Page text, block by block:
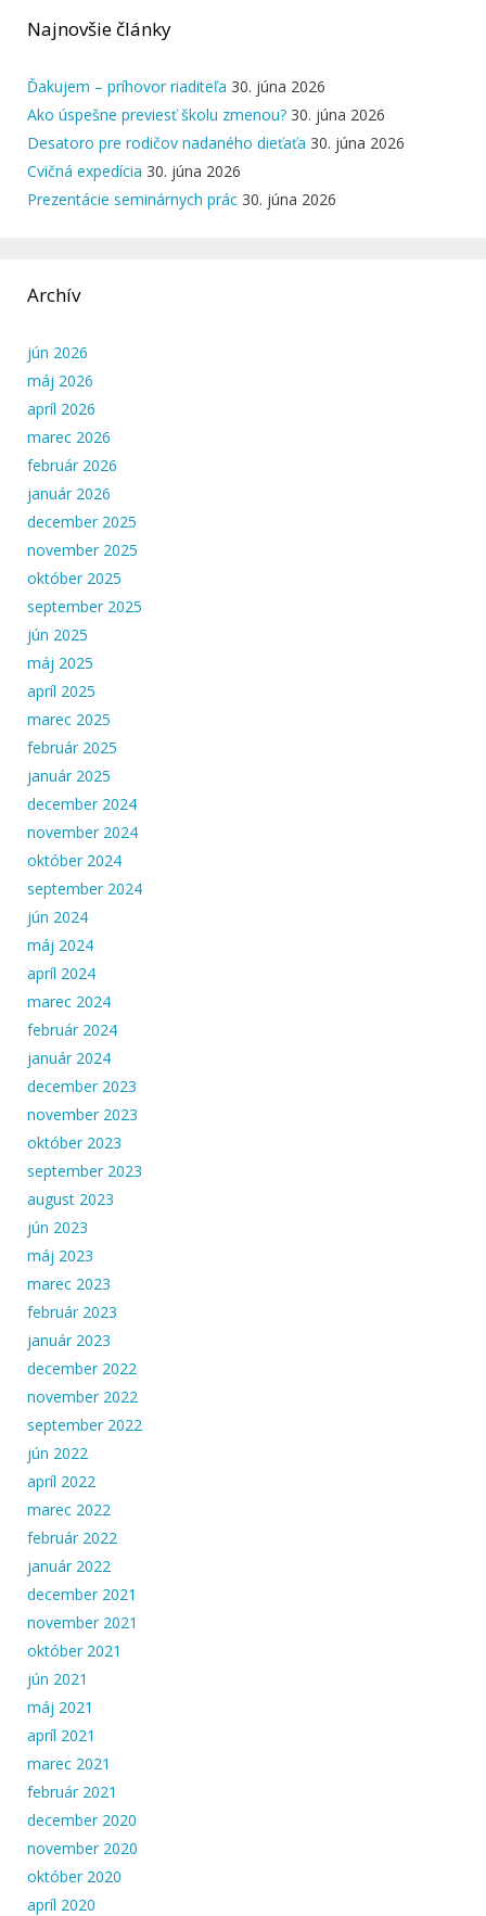
Najnovšie články
Ďakujem – príhovor riaditeľa 30. júna 2026
Ako úspešne previesť školu zmenou? 30. júna 2026
Desatoro pre rodičov nadaného dieťaťa 30. júna 2026
Cvičná expedícia 30. júna 2026
Prezentácie seminárnych prác 30. júna 2026
Archív
jún 2026
máj 2026
apríl 2026
marec 2026
február 2026
január 2026
december 2025
november 2025
október 2025
september 2025
jún 2025
máj 2025
apríl 2025
marec 2025
február 2025
január 2025
december 2024
november 2024
október 2024
september 2024
jún 2024
máj 2024
apríl 2024
marec 2024
február 2024
január 2024
december 2023
november 2023
október 2023
september 2023
august 2023
jún 2023
máj 2023
marec 2023
február 2023
január 2023
december 2022
november 2022
september 2022
jún 2022
apríl 2022
marec 2022
február 2022
január 2022
december 2021
november 2021
október 2021
jún 2021
máj 2021
apríl 2021
marec 2021
február 2021
december 2020
november 2020
október 2020
apríl 2020